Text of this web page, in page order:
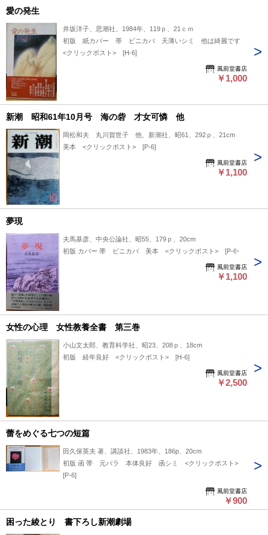
愛の発生
井坂洋子、思潮社、1984年、119ｐ、21ｃｍ
初版 紙カバー 帯 ビニカバ 天薄いシミ 他は綺麗です
<クリックポスト> [H-6]
風前堂書店
￥1,000
新潮 昭和61年10月号 海の砦 才女可憐 他
岡松和夫 丸川賀世子 他、新潮社、昭61、292ｐ、21cm
美本 <クリックポスト> [P-6]
風前堂書店
￥1,100
夢現
夫馬基彦、中央公論社、昭55、179ｐ、20cm
初版 カバー 帯 ビニカバ 美本 <クリックポスト> [P-6]
風前堂書店
￥1,100
女性の心理 女性教養全書 第三巻
小山文太郎、教育科学社、昭23、208ｐ、18cm
初版 経年良好 <クリックポスト> [H-6]
風前堂書店
￥2,500
蕾をめぐる七つの短篇
田久保英夫 著、講談社、1983年、186p、20cm
初版 函 帯 元パラ 本体良好 函シミ <クリックポスト>
[P-6]
風前堂書店
￥900
困った綾とり 書下ろし新潮劇場